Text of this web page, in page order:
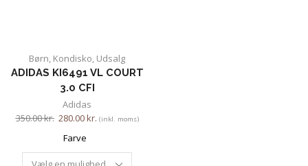
Børn, Kondisko, Udsalg
ADIDAS KI6491 VL COURT
3.0 CFI
Adidas
350.00kr. 280.00kr. (inkl. moms)
Farve